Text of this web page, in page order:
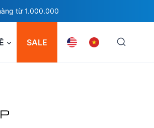
từ 1.000.000
SALE